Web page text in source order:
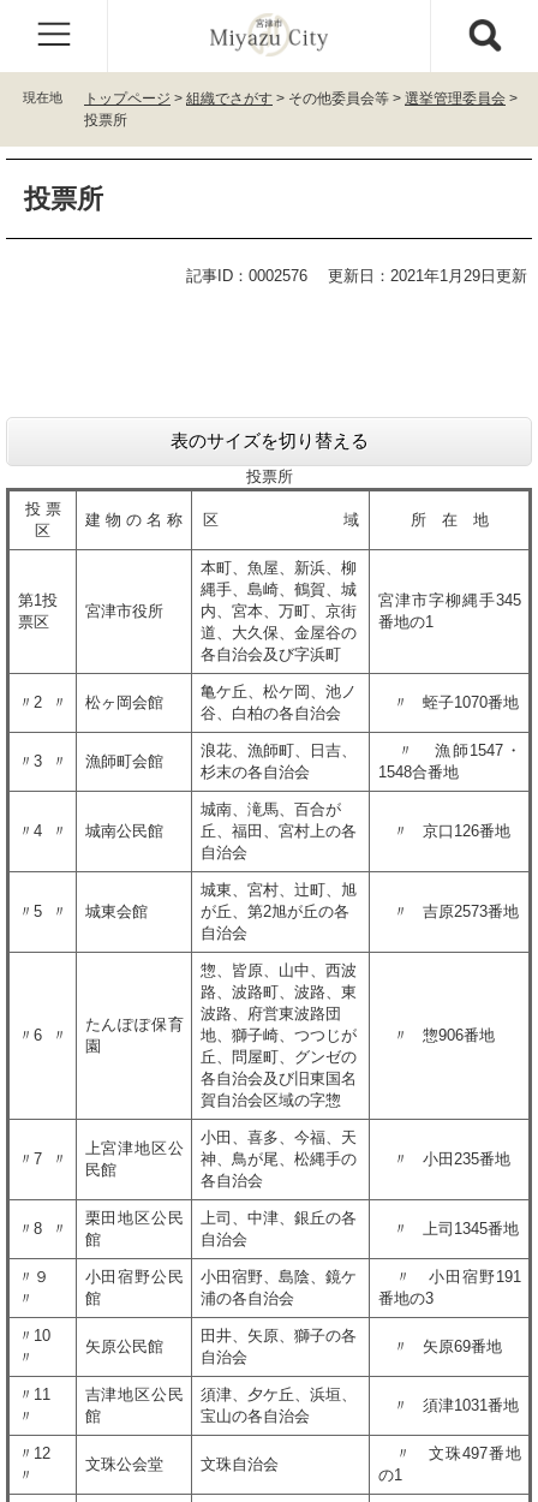
で
ば
本
現在地 トップページ > 組織でさがす > その他委員会等 > 選挙管理委員会 >
投票所
投票所
記事ID：0002576 更新日：2021年1月29日更新
表のサイズを切り替える
投票所
投 票
区
建 物 の 名 称 区 域 所 在 地
第1投
票区
宮津市役所
本町、魚屋、新浜、柳
縄手、島崎、鶴賀、城
内、宮本、万町、京街
道、大久保、金屋谷の
各自治会及び字浜町
宮津市字柳縄手345
番地の1
〃2 〃 松ヶ岡会館
亀ケ丘、松ケ岡、池ノ
谷、白柏の各自治会
〃 蛭子1070番地
〃3 〃 漁師町会館
浪花、漁師町、日吉、
杉末の各自治会
〃 漁師1547・
1548合番地
〃4 〃 城南公民館
城南、滝馬、百合が
丘、福田、宮村上の各
自治会
〃 京口126番地
〃5 〃 城東会館
城東、宮村、辻町、旭
が丘、第2旭が丘の各
自治会
〃 吉原2573番地
〃6 〃
たんぽぽ保育
園
惣、皆原、山中、西波
路、波路町、波路、東
波路、府営東波路団
地、獅子崎、つつじが
丘、問屋町、グンゼの
各自治会及び旧東国名
賀自治会区域の字惣
〃 惣906番地
〃7 〃
上宮津地区公
民館
小田、喜多、今福、天
神、鳥が尾、松縄手の
各自治会
〃 小田235番地
〃8 〃
栗田地区公民
館
上司、中津、銀丘の各
自治会
〃 上司1345番地
〃９
〃
小田宿野公民
館
小田宿野、島陰、鏡ケ
浦の各自治会
〃 小田宿野191
番地の3
〃10
〃
矢原公民館
田井、矢原、獅子の各
自治会
〃 矢原69番地
〃11
〃
吉津地区公民
館
須津、夕ケ丘、浜垣、
宝山の各自治会
〃 須津1031番地
〃12
〃
文珠公会堂 文珠自治会
〃 文珠497番地
の1